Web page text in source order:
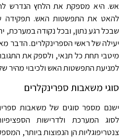
אש. היא מספקת את הלחץ הנדרש
להאט את התפשטות האש. תפקידה
שבכל רגע נתון, ובכל נקודה במערכת,
יעילה של ראשי הספרינקלרים. הדבר
מיטבי תחת כל תנאי, ולספק את
למניעת התפשטות האש ולכיבוי מהיר
סוגי משאבות ספרינקלרים
ישנם מספר סוגים של משאבות
לסוג המערכת ולדרישות
צנטריפוגליות הן הנפוצות ביותר,